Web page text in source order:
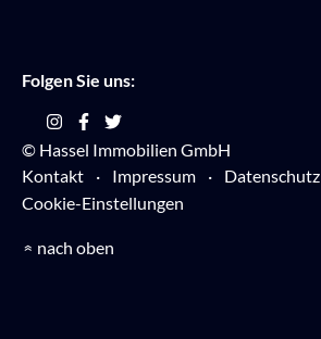
Folgen Sie uns:
© Hassel Immobilien GmbH
Kontakt
Impressum
Datenschutz
Cookie-Einstellungen
» nach oben